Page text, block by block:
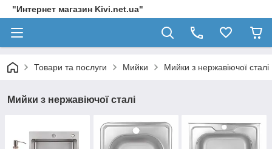
"Интернет магазин Kivi.net.ua"
Товари та послуги Мийки Мийки з нержавіючої сталі
Мийки з нержавіючої сталі